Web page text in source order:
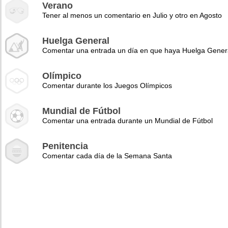
Verano
Tener al menos un comentario en Julio y otro en Agosto
Huelga General
Comentar una entrada un día en que haya Huelga
Olímpico
Comentar durante los Juegos Olímpicos
Mundial de Fútbol
Comentar una entrada durante un Mundial de Fútbol
Penitencia
Comentar cada día de la Semana Santa